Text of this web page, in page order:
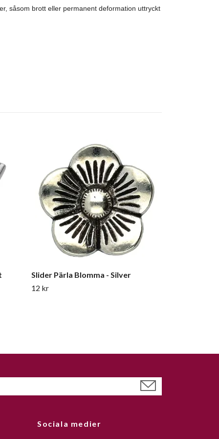
såsom brott eller permanent deformation uttryckt
Slider Pärla Blomma - Silver
12 kr
Sociala medier